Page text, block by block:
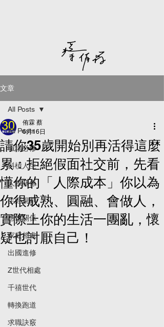
文章
All Posts
職場必修
斜槓人生
人際關係
生涯規劃
感情關係
家庭相處
出國進修
Z世代相處
千禧世代
轉換跑道
求職訣竅
All Posts
請你35歲開始別再活得這麼
累：拒絕假面社交前，先看
懂你的「人際成本」你以為
你很成熟、圓融、會做人，
實際上你的生活一團亂，懷
疑也討厭自己！
侑霖 蔡
6月16日